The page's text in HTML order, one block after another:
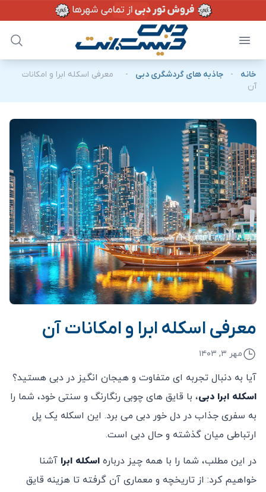
خانه - جاذبه های گردشگری دبی -
معرفی اسکله ابرا و امکانات
آن
معرفی اسکله ابرا و امکانات آن
مهر ۳, ۱۴۰۳
آیا به دنبال تجربه‌ ای متفاوت و هیجان ‌انگیز در دبی هستید؟
اسکله ابرا دبی، با قایق ‌های چوبی رنگارنگ و سنتی خود، شما را
به سفری جذاب در دل خور دبی می ‌برد. این اسکله یک پل
ارتباطی میان گذشته و حال دبی است.
در این مطلب، شما را با همه چیز درباره اسکله ابرا آشنا
خواهیم کرد: از تاریخچه و معماری آن گرفته تا هزینه قایق